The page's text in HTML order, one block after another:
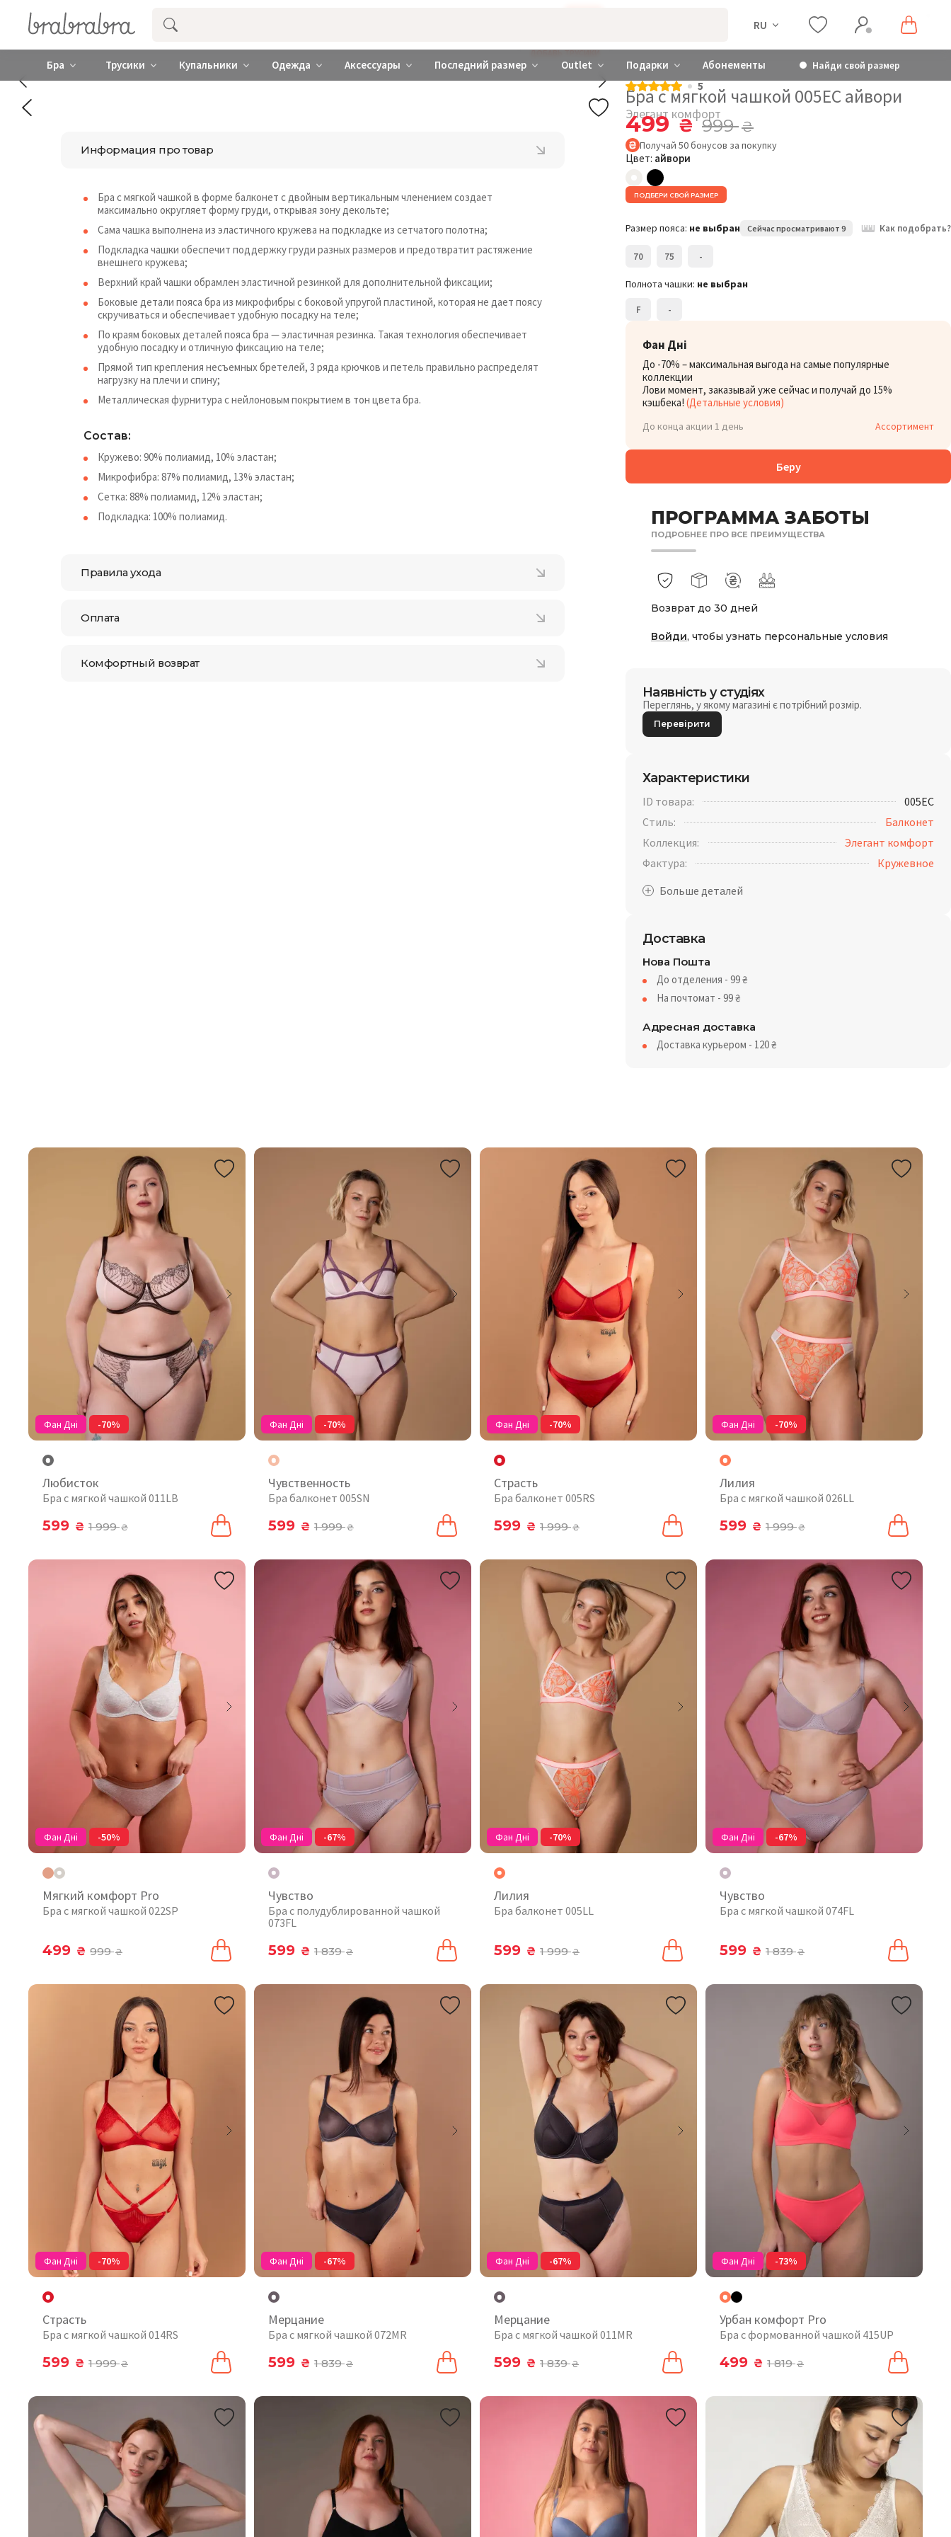
Купить нижнее женское белье ❤️ brabrabra ❤️ Киев и Украина RU
Бра Трусики Купальники Одежда Аксессуары Последний размер Outlet Подарки Абонементы Найди свой размер
ДОБАВЬ ТРУСИКИ
5
Бра с мягкой чашкой 005EC айвори
Элегант комфорт
499₴ 999₴
Получай 50бонусов за покупку
Цвет: айвори
ПОДБЕРИ СВОЙ РАЗМЕР
Размер пояса: не выбран Сейчас просматривают 9 Как подобрать?
70 75 -
Полнота чашки: не выбран
F -
Фан Дні
До -70% – максимальная выгода на самые популярные
коллекции
Лови момент, заказывай уже сейчас и получай до 15%
кэшбека! (Детальные условия)
До конца акции 1 день Ассортимент
Беру
ПРОГРАММА ЗАБОТЫ
ПОДРОБНЕЕ ПРО ВСЕ ПРЕИМУЩЕСТВА
Возврат до 30 дней
Войди, чтобы узнать персональные условия
Наявність у студіях
Переглянь, у якому магазині є потрібний розмір.
Перевірити
Характеристики
ID товара:
005EC
Стиль:
Балконет
Коллекция:
Элегант комфорт
Фактура:
Кружевное
Доставка
Нова Пошта
До отделения - 99₴
На почтомат - 99₴
Адресная доставка
Доставка курьером - 120₴
Информация про товар
Бра с мягкой чашкой в ​​форме балконет с двойным вертикальным членением создает
максимально округляет форму груди, открывая зону декольте;
Сама чашка выполнена из эластичного кружева на подкладке из сетчатого полотна;
Подкладка чашки обеспечит поддержку груди разных размеров и предотвратит растяжение
внешнего кружева;
Верхний край чашки обрамлен эластичной резинкой для дополнительной фиксации;
Боковые детали пояса бра из микрофибры с боковой упругой пластиной, которая не дает поясу
скручиваться и обеспечивает удобную посадку на теле;
По краям боковых деталей пояса бра — эластичная резинка. Такая технология обеспечивает
удобную посадку и отличную фиксацию на теле;
Прямой тип крепления несъемных бретелей, 3 ряда крючков и петель правильно распределят
нагрузку на плечи и спину;
Металлическая фурнитура с нейлоновым покрытием в тон цвета бра.
Состав:
Кружево: 90% полиамид, 10% эластан;
Микрофибра: 87% полиамид, 13% эластан;
Сетка: 88% полиамид, 12% эластан;
Подкладка: 100% полиамид.
Правила ухода
Оплата
Комфортный возврат
Фан Дні -70%
Любисток
Бра с мягкой чашкой 011LB
599 ₴ 1 999₴
Фан Дні -70%
Чувственность
Бра балконет 005SN
599 ₴ 1 999₴
Фан Дні -70%
Страсть
Бра балконет 005RS
599 ₴ 1 999₴
Фан Дні -70%
Лилия
Бра с мягкой чашкой 026LL
599 ₴ 1 999₴
Фан Дні -50%
Мягкий комфорт Pro
Бра с мягкой чашкой 022SP
499 ₴ 999₴
Фан Дні -67%
Чувство
Бра с полудублированной чашкой
073FL
599 ₴ 1 839₴
Фан Дні -70%
Лилия
Бра балконет 005LL
599 ₴ 1 999₴
Фан Дні -67%
Чувство
Бра с мягкой чашкой 074FL
599 ₴ 1 839₴
Фан Дні -70%
Страсть
Бра с мягкой чашкой 014RS
599 ₴ 1 999₴
Фан Дні -67%
Мерцание
Бра с мягкой чашкой 072MR
599 ₴ 1 839₴
Фан Дні -67%
Мерцание
Бра с мягкой чашкой 011MR
599 ₴ 1 839₴
Фан Дні -73%
Урбан комфорт Pro
Бра с формованной чашкой 415UP
499 ₴ 1 819₴